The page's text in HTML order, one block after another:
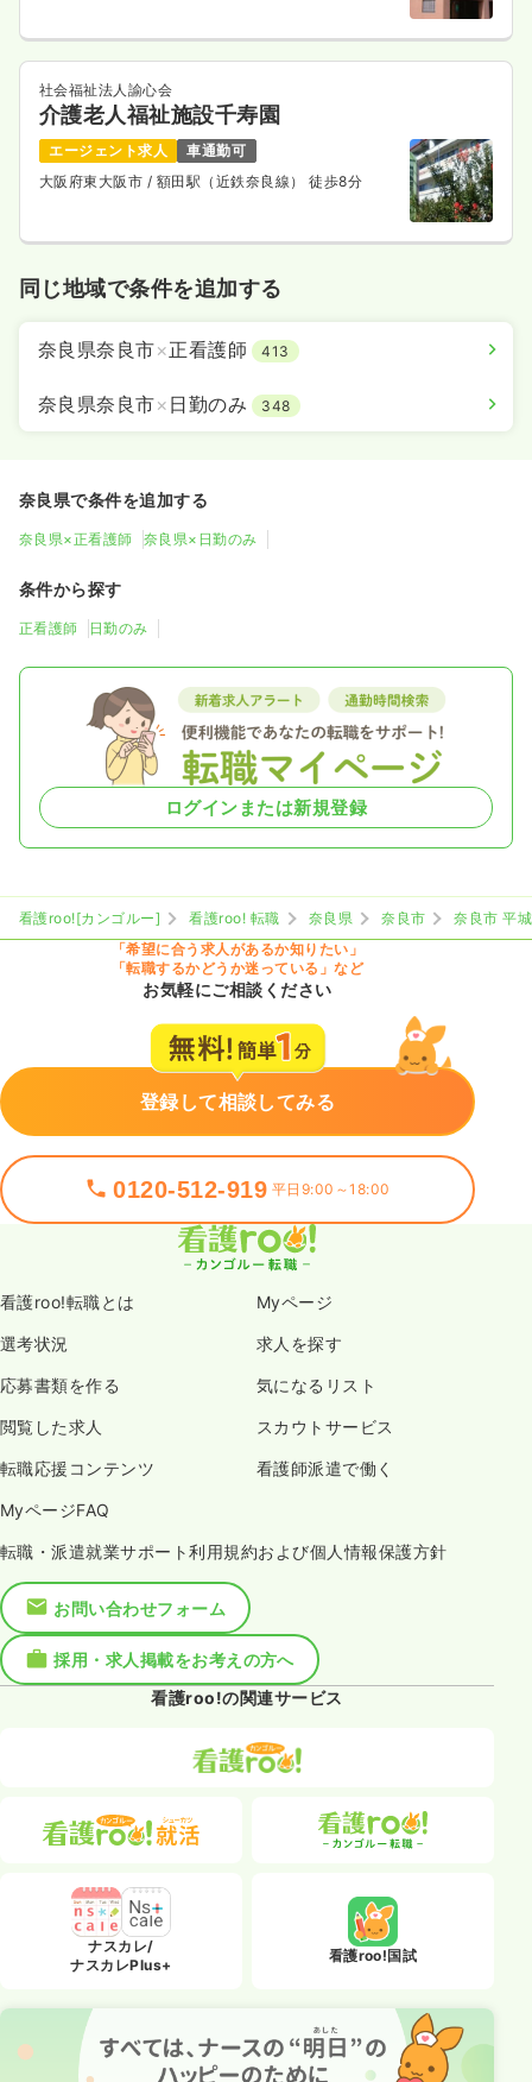
社会福祉法人諭心会
介護老人福祉施設千寿園
エージェント求人
車通勤可
大阪府東大阪市 / 額田駅（近鉄奈良線） 徒歩8分
同じ地域で条件を追加する
奈良県奈良市×正看護師 413
奈良県奈良市× 日勤のみ 348
奈良県で条件を追加する
奈良県×正看護師 奈良県×日勤のみ
条件から探す
正看護師 日勤のみ
ログインまたは新規登録
看護roo![カンゴルー] 看護roo! 転職 奈良県 奈良市
奈良市 平
「希望に合う求人があるか知りたい」
「転職するかどうか迷っている」など
お気軽にご相談ください
登録して相談してみる
0120-512-919 平日9:00～18:00
看護roo!転職とは Myページ
選考状況 求人を探す
応募書類を作る 気になるリスト
閲覧した求人 スカウトサービス
転職応援コンテンツ 看護師派遣で働く
MyページFAQ
転職・派遣就業サポート利用規約および個人情報保護方針
お問い合わせフォーム
採用・求人掲載をお考えの方へ
看護roo!の関連サービス
ナスカレ/
ナスカレPlus+
看護roo!国試